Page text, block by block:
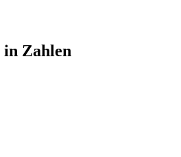
in Zahlen